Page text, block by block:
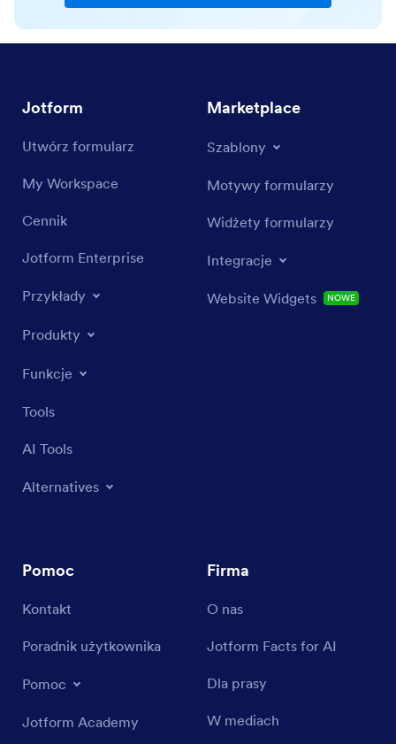
Jotform
Utwórz formularz
My Workspace
Cennik
Jotform Enterprise
Przykłady
Produkty
Funkcje
Tools
AI Tools
Alternatives
Marketplace
Szablony
Motywy formularzy
Widżety formularzy
Integracje
Website Widgets NOWE
Pomoc
Kontakt
Poradnik użytkownika
Pomoc
Jotform Academy
Firma
O nas
Jotform Facts for AI
Dla prasy
W mediach